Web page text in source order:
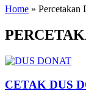
Home » Percetakan
CETAK DUS